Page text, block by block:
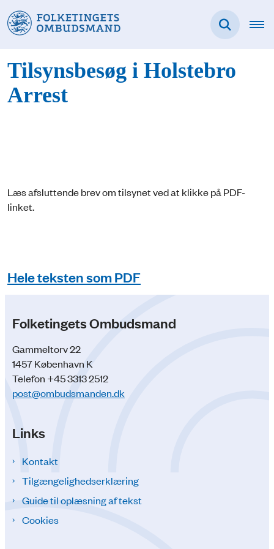
Tilsynsbesøg i Holstebro
Arrest
Læs afsluttende brev om tilsynet ved at klikke på PDF-
linket.
Hele teksten som PDF
Folketingets Ombudsmand
Gammeltorv 22
1457 København K
Telefon +45 3313 2512
post@ombudsmanden.dk
Links
Kontakt
Tilgængelighedserklæring
Guide til oplæsning af tekst
Cookies